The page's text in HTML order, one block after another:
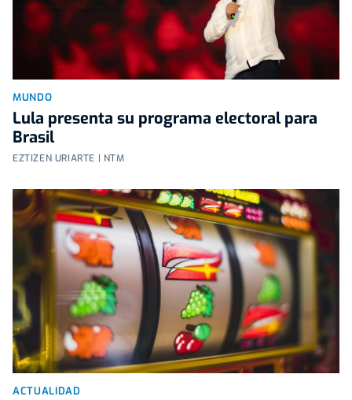
MUNDO
Lula presenta su programa electoral para
Brasil
EZTIZEN URIARTE | NTM
ACTUALIDAD